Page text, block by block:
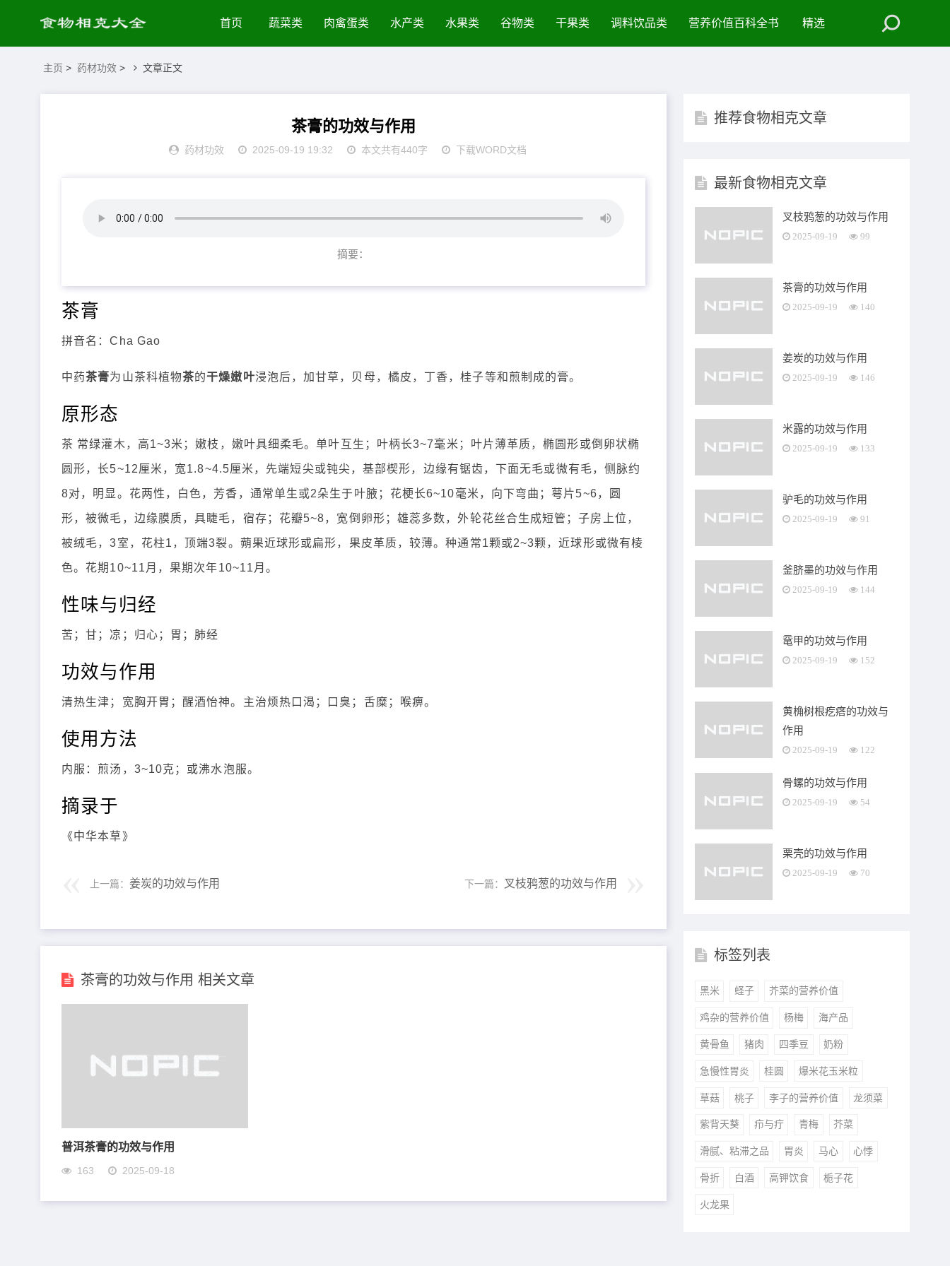
首页 蔬菜类 肉禽蛋类 水产类 水果类 谷物类 干果类 调料饮品类 营养价值百科全书 精选
主页 > 药材功效 > 文章正文
茶膏的功效与作用
药材功效 2025-09-19 19:32 本文共有440字 下载WORD文档
摘要：
茶膏
拼音名：Cha Gao
中药茶膏为山茶科植物茶的干燥嫩叶浸泡后，加甘草，贝母，橘皮，丁香，桂子等和煎制成的膏。
原形态
茶 常绿灌木，高1~3米；嫩枝，嫩叶具细柔毛。单叶互生；叶柄长3~7毫米；叶片薄革质，椭圆形或倒卵状椭
圆形，长5~12厘米，宽1.8~4.5厘米，先端短尖或钝尖，基部楔形，边缘有锯齿，下面无毛或微有毛，侧脉约
8对，明显。花两性，白色，芳香，通常单生或2朵生于叶腋；花梗长6~10毫米，向下弯曲；萼片5~6，圆
形，被微毛，边缘膜质，具睫毛，宿存；花瓣5~8，宽倒卵形；雄蕊多数，外轮花丝合生成短管；子房上位，
被绒毛，3室，花柱1，顶端3裂。蒴果近球形或扁形，果皮革质，较薄。种通常1颗或2~3颗，近球形或微有棱
色。花期10~11月，果期次年10~11月。
性味与归经
苦；甘；凉；归心；胃；肺经
功效与作用
清热生津；宽胸开胃；醒酒怡神。主治烦热口渴；口臭；舌糜；喉痹。
使用方法
内服：煎汤，3~10克；或沸水泡服。
摘录于
《中华本草》
上一篇： 姜炭的功效与作用 下一篇： 叉枝鸦葱的功效与作用
茶膏的功效与作用 相关文章
普洱茶膏的功效与作用
163 2025-09-18
推荐食物相克文章
最新食物相克文章
叉枝鸦葱的功效与作用
2025-09-19 99
茶膏的功效与作用
2025-09-19 140
姜炭的功效与作用
2025-09-19 146
米露的功效与作用
2025-09-19 133
驴毛的功效与作用
2025-09-19 91
釜脐墨的功效与作用
2025-09-19 144
鼋甲的功效与作用
2025-09-19 152
黄桷树根疙瘩的功效与
作用
2025-09-19 122
骨螺的功效与作用
2025-09-19 54
栗壳的功效与作用
2025-09-19 70
标签列表
黑米 蛏子 芥菜的营养价值
鸡杂的营养价值 杨梅 海产品
黄骨鱼 猪肉 四季豆 奶粉
急慢性胃炎 桂圆 爆米花玉米粒
草菇 桃子 李子的营养价值 龙须菜
紫背天葵 疖与疔 青梅 芥菜
滑腻、粘滞之品 胃炎 马心 心悸
骨折 白酒 高钾饮食 栀子花
火龙果